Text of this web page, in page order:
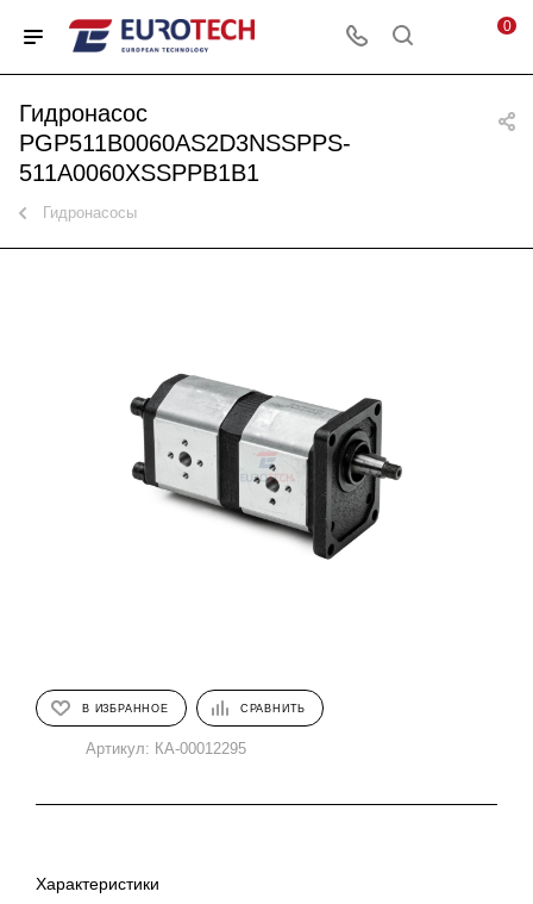
0
Гидронасос
PGP511B0060AS2D3NSSPPS-
511A0060XSSPPB1B1
Гидронасосы
В ИЗБРАННОЕ СРАВНИТЬ
Артикул: КА-00012295
Характеристики